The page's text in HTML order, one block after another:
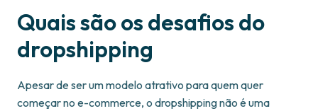
Quais são os desafios do
dropshipping
Apesar de ser um modelo atrativo para quem quer
começar no e-commerce, o dropshipping não é uma